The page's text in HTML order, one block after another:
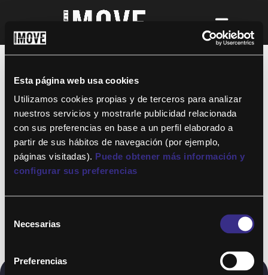
Esta página web usa cookies
Utilizamos cookies propias y de terceros para analizar
nuestros servicios y mostrarle publicidad relacionada
con sus preferencias en base a un perfil elaborado a
partir de sus hábitos de navegación (por ejemplo,
páginas visitadas). Puede obtener más información y
configurar sus preferencias
Necesarias
Preferencias
¡Para disfrutar de ALTAFIT MOVE tienes
así podrás acceder a todos nuestros
entrenamientos y clases online donde
quieras!